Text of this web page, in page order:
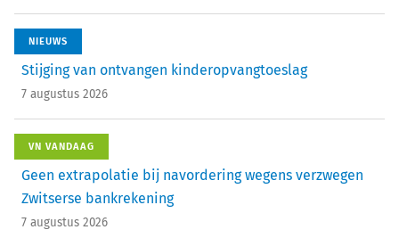
NIEUWS
Stijging van ontvangen kinderopvangtoeslag
7 augustus 2026
VN VANDAAG
Geen extrapolatie bij navordering wegens verzwegen
Zwitserse bankrekening
7 augustus 2026